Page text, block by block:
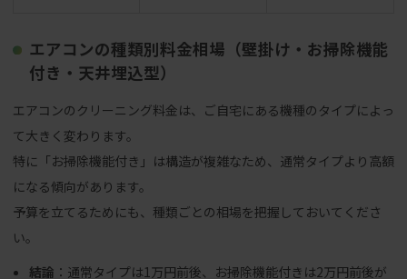
エアコンの種類別料金相場（壁掛け・お掃除機能
付き・天井埋込型）
エアコンのクリーニング料金は、ご自宅にある機種のタイプによっ
て大きく変わります。
特に「お掃除機能付き」は構造が複雑なため、通常タイプより高額
になる傾向があります。
予算を立てるためにも、種類ごとの相場を把握しておいてくださ
い。
結論 ：通常タイプは1万円前後、お掃除機能付きは2万円前後が